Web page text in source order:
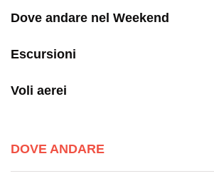
Dove andare nel Weekend
Escursioni
Voli aerei
DOVE ANDARE